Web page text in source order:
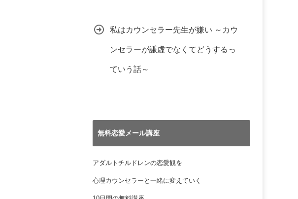
私はカウンセラー先生が嫌い ～カウ
ンセラーが謙虚でなくてどうするっ
ていう話～
無料恋愛メール講座
アダルトチルドレンの恋愛観を
心理カウンセラーと一緒に変えていく